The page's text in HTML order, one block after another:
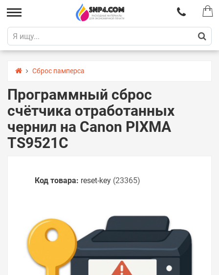
Сброс памперса
Программный сброс
счётчика отработанных
чернил на Canon PIXMA
TS9521C
Код товара: reset-key (23365)